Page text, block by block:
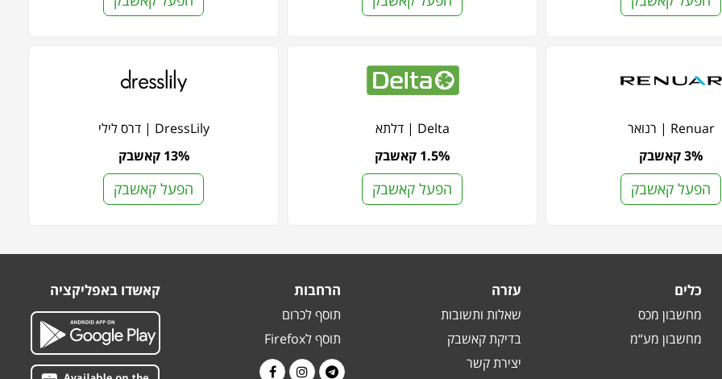
Renuar | רנואר
3% קאשבק
הפעל קאשבק
Delta | דלתא
1.5% קאשבק
הפעל קאשבק
DressLily | דרס לילי
13% קאשבק
הפעל קאשבק
כלים
מחשבון מכס
מחשבון מע“מ
עזרה
שאלות ותשובות
בדיקת קאשבק
יצירת קשר
הרחבות
תוסף לכרום
תוסף לFirefox
קאשדו באפליקציה